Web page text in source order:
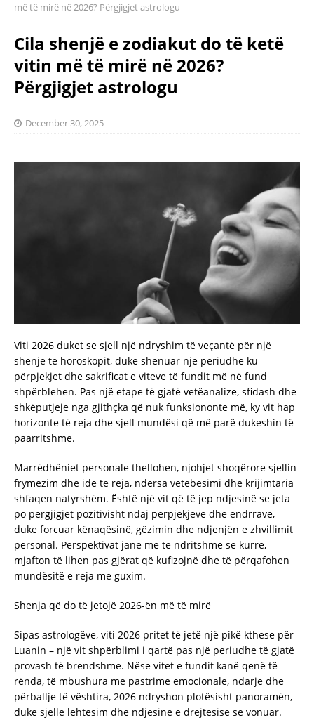
më të mirë në 2026? Përgjigjet astrologu
Cila shenjë e zodiakut do të ketë
vitin më të mirë në 2026?
Përgjigjet astrologu
December 30, 2025
Viti 2026 duket se sjell një ndryshim të veçantë për një
shenjë të horoskopit, duke shënuar një periudhë ku
përpjekjet dhe sakrificat e viteve të fundit më në fund
shpërblehen. Pas një etape të gjatë vetëanalize, sfidash dhe
shkëputjeje nga gjithçka që nuk funksiononte më, ky vit hap
horizonte të reja dhe sjell mundësi që më parë dukeshin të
paarritshme.
Marrëdhëniet personale thellohen, njohjet shoqërore sjellin
frymëzim dhe ide të reja, ndërsa vetëbesimi dhe krijimtaria
shfaqen natyrshëm. Është një vit që të jep ndjesinë se jeta
po përgjigjet pozitivisht ndaj përpjekjeve dhe ëndrrave,
duke forcuar kënaqësinë, gëzimin dhe ndjenjën e zhvillimit
personal. Perspektivat janë më të ndritshme se kurrë,
mjafton të lihen pas gjërat që kufizojnë dhe të përqafohen
mundësitë e reja me guxim.
Shenja që do të jetojë 2026-ën më të mirë
Sipas astrologëve, viti 2026 pritet të jetë një pikë kthese për
Luanin – një vit shpërblimi i qartë pas një periudhe të gjatë
provash të brendshme. Nëse vitet e fundit kanë qenë të
rënda, të mbushura me pastrime emocionale, ndarje dhe
përballje të vështira, 2026 ndryshon plotësisht panoramën,
duke sjellë lehtësim dhe ndjesinë e drejtësisë së vonuar.